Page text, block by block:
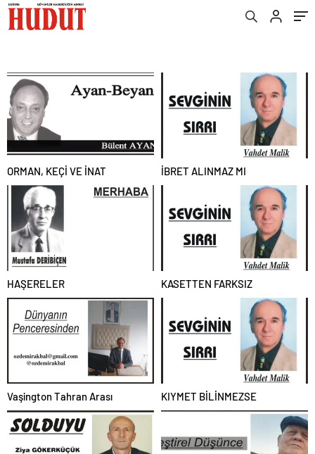
ORMAN, KEÇİ VE İNAT İBRET ALINMAZ MI
HAŞERELER KASETTEN FARKSIZ
Vaşington Tahran Arası KIYMET BİLİNMEZSE